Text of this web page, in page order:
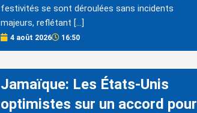
festivités se sont déroulées sans incidents
majeurs, reflétant […]
4 août 2026 16:50
Jamaïque: Les États-Unis
optimistes sur un accord pour